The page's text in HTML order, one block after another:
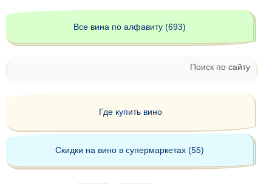
Все вина по алфавиту (693)
Поиск по сайту
Где купить вино
Скидки на вино в супермаркетах (55)